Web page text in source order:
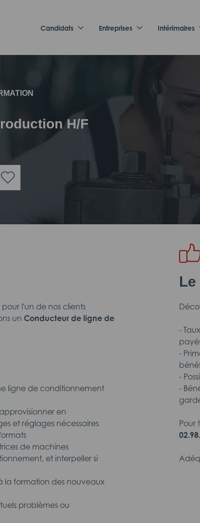
Candidats Entreprises Intérimaires
H/F
l'un de nos clients
un Conducteur de ligne de
ligne de conditionnement
en
et réglages nécessaires
de machines
et interpeller si
la formation des nouveaux
problèmes ou
-
-
-
-
Pour